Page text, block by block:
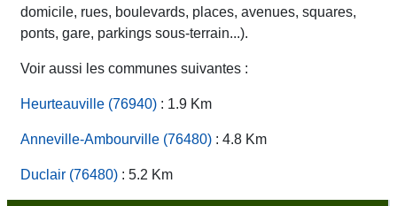
domicile, rues, boulevards, places, avenues, squares,
ponts, gare, parkings sous-terrain...).
Voir aussi les communes suivantes :
Heurteauville (76940) : 1.9 Km
Anneville-Ambourville (76480) : 4.8 Km
Duclair (76480) : 5.2 Km